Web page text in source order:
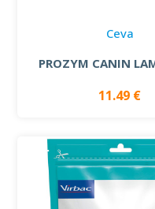
Ceva
PROZYM CANIN
11.49 €